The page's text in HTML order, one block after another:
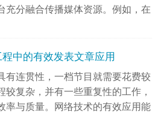
充分融合传播媒体资源。例如，在
中的有效发表文章应用
有连贯性，一档节目就需要花费较
较复杂，并有一些重复性的工作，
率与质量。网络技术的有效应用能